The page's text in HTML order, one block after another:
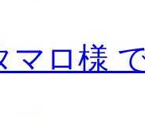
マロ様